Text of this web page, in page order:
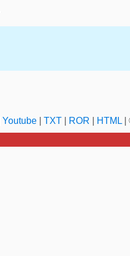
Youtube TXT ROR HTML